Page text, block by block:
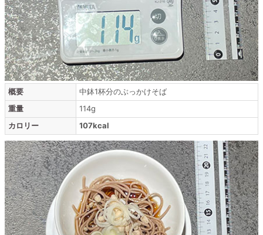
概要
中鉢1杯分のぶっかけそば
重量
114g
カロリー
107kcal